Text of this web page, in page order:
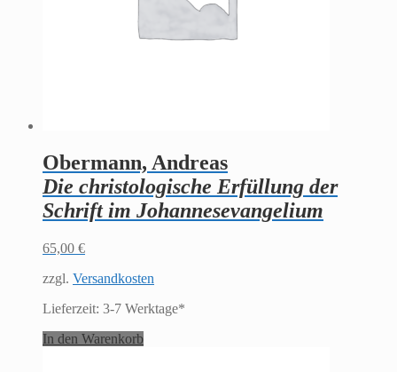
Obermann, Andreas
Die christologische Erfüllung der
Schrift im Johannesevangelium
65,00 €
zzgl. Versandkosten
Lieferzeit: 3-7 Werktage*
In den Warenkorb